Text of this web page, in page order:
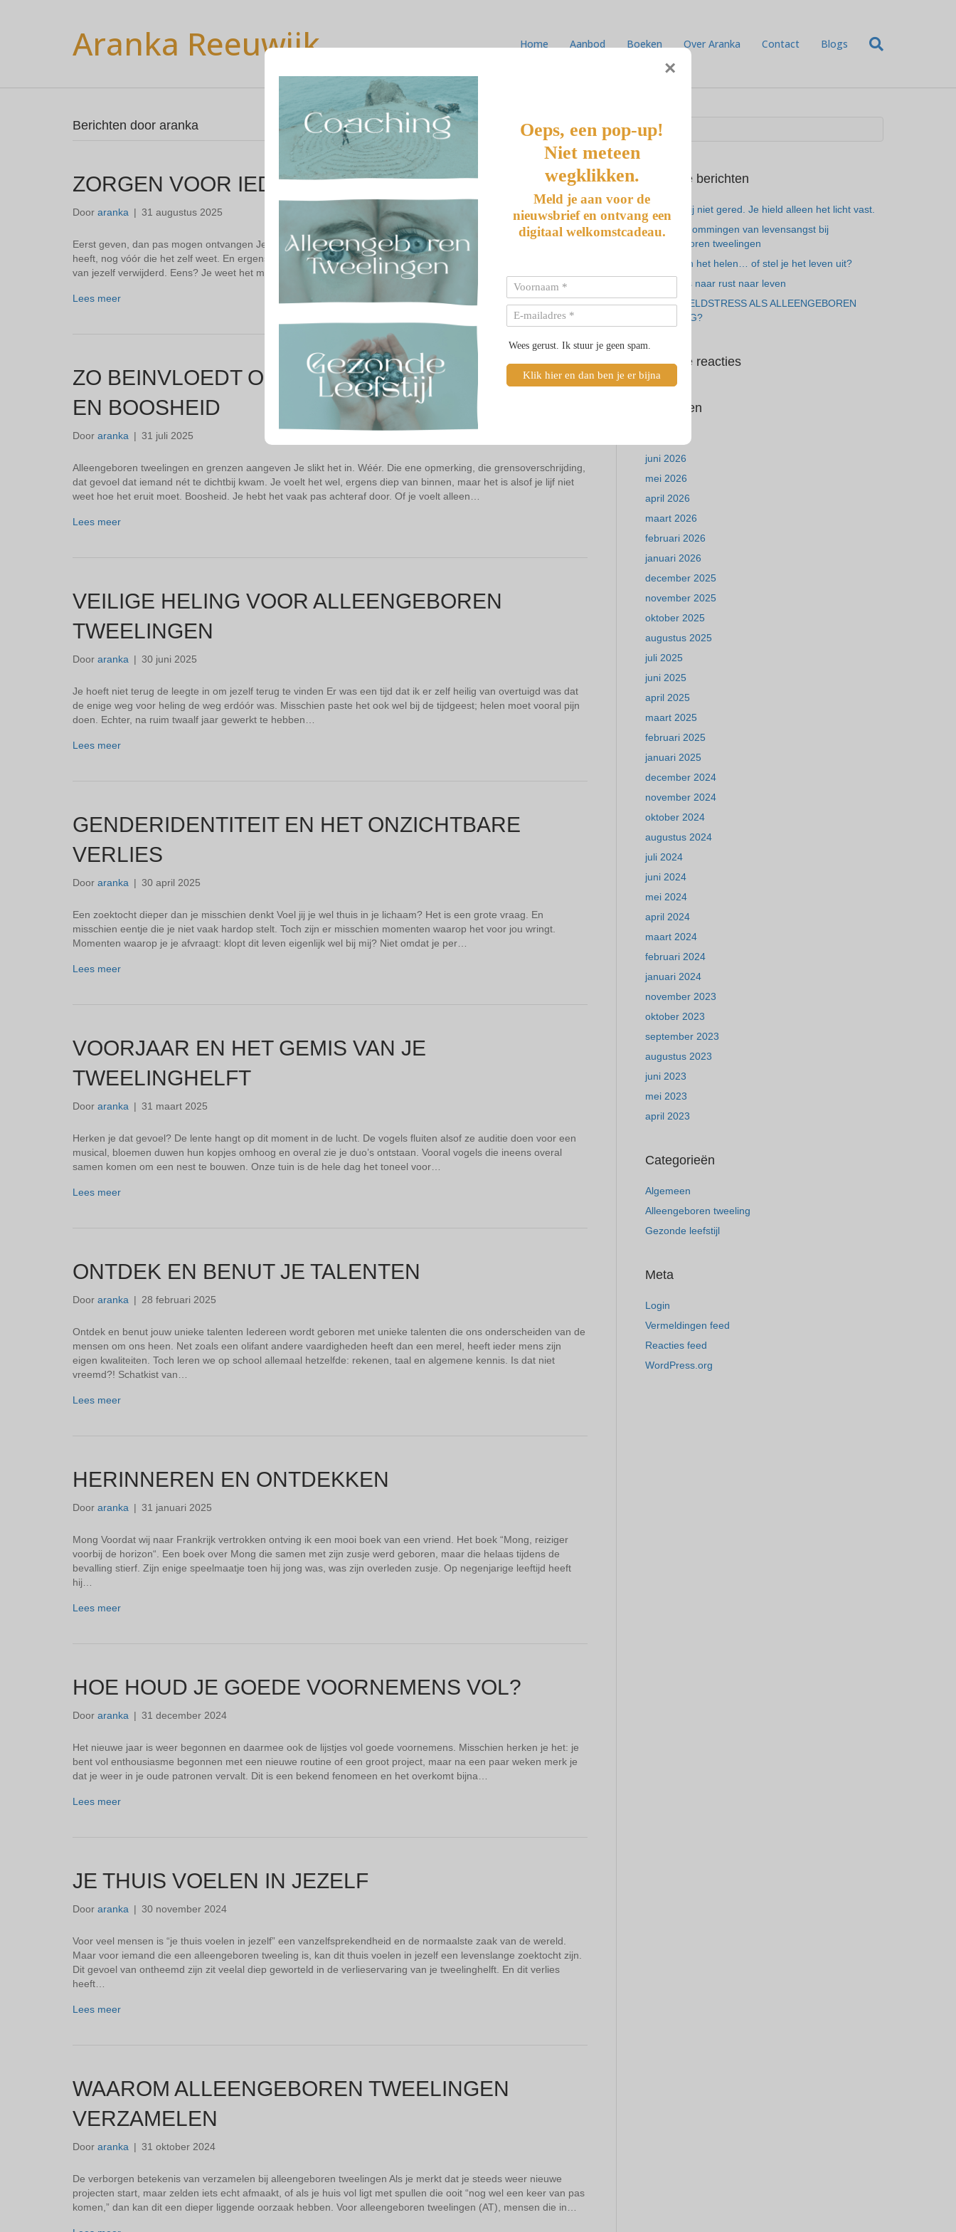
Aranka Reeuwijk Home Aanbod Boeken Over Aranka Contact Blogs
Berichten door aranka
ZORGEN VOOR IEDEREEN BEHALVE JEZELF?
Door aranka | 31 augustus 2025
Eerst geven, dan pas mogen ontvangen Je rent. Je vangt op. Je regelt. Je voelt feilloos aan wat de ander nodig
heeft, nog vóór die het zelf weet. En ergens in dat stille, onuitgesproken zorgen… raak jij steeds een stukje verder
van jezelf verwijderd. Eens? Je weet het misschien wel, diep van binnen. Dat je…
Lees meer
ZO BEINVLOEDT OUD VERLIES JOUW GRENZEN
EN BOOSHEID
Door aranka | 31 juli 2025
Alleengeboren tweelingen en grenzen aangeven Je slikt het in. Wéér. Die ene opmerking, die grensoverschrijding,
dat gevoel dat iemand nét te dichtbij kwam. Je voelt het wel, ergens diep van binnen, maar het is alsof je lijf niet
weet hoe het eruit moet. Boosheid. Je hebt het vaak pas achteraf door. Of je voelt alleen…
Lees meer
VEILIGE HELING VOOR ALLEENGEBOREN
TWEELINGEN
Door aranka | 30 juni 2025
Je hoeft niet terug de leegte in om jezelf terug te vinden Er was een tijd dat ik er zelf heilig van overtuigd was dat
de enige weg voor heling de weg erdóór was. Misschien paste het ook wel bij de tijdgeest; helen moet vooral pijn
doen. Echter, na ruim twaalf jaar gewerkt te hebben…
Lees meer
GENDERIDENTITEIT EN HET ONZICHTBARE
VERLIES
Door aranka | 30 april 2025
Een zoektocht dieper dan je misschien denkt Voel jij je wel thuis in je lichaam? Het is een grote vraag. En
misschien eentje die je niet vaak hardop stelt. Toch zijn er misschien momenten waarop het voor jou wringt.
Momenten waarop je je afvraagt: klopt dit leven eigenlijk wel bij mij? Niet omdat je per…
Lees meer
VOORJAAR EN HET GEMIS VAN JE
TWEELINGHELFT
Door aranka | 31 maart 2025
Herken je dat gevoel? De lente hangt op dit moment in de lucht. De vogels fluiten alsof ze auditie doen voor een
musical, bloemen duwen hun kopjes omhoog en overal zie je duo’s ontstaan. Vooral vogels die ineens overal
samen komen om een nest te bouwen. Onze tuin is de hele dag het toneel voor…
Lees meer
ONTDEK EN BENUT JE TALENTEN
Door aranka | 28 februari 2025
Ontdek en benut jouw unieke talenten Iedereen wordt geboren met unieke talenten die ons onderscheiden van de
mensen om ons heen. Net zoals een olifant andere vaardigheden heeft dan een merel, heeft ieder mens zijn
eigen kwaliteiten. Toch leren we op school allemaal hetzelfde: rekenen, taal en algemene kennis. Is dat niet
vreemd?!​ Schatkist van…
Lees meer
HERINNEREN EN ONTDEKKEN
Door aranka | 31 januari 2025
Mong Voordat wij naar Frankrijk vertrokken ontving ik een mooi boek van een vriend. Het boek “Mong, reiziger
voorbij de horizon“. Een boek over Mong die samen met zijn zusje werd geboren, maar die helaas tijdens de
bevalling stierf. Zijn enige speelmaatje toen hij jong was, was zijn overleden zusje. Op negenjarige leeftijd heeft
hij…
Lees meer
HOE HOUD JE GOEDE VOORNEMENS VOL?
Door aranka | 31 december 2024
Het nieuwe jaar is weer begonnen en daarmee ook de lijstjes vol goede voornemens. Misschien herken je het: je
bent vol enthousiasme begonnen met een nieuwe routine of een groot project, maar na een paar weken merk je
dat je weer in je oude patronen vervalt. Dit is een bekend fenomeen en het overkomt bijna…
Lees meer
JE THUIS VOELEN IN JEZELF
Door aranka | 30 november 2024
Voor veel mensen is “je thuis voelen in jezelf” een vanzelfsprekendheid en de normaalste zaak van de wereld.
Maar voor iemand die een alleengeboren tweeling is, kan dit thuis voelen in jezelf een levenslange zoektocht zijn.
Dit gevoel van ontheemd zijn zit veelal diep geworteld in de verlieservaring van je tweelinghelft. En dit verlies
heeft…
Lees meer
WAAROM ALLEENGEBOREN TWEELINGEN
VERZAMELEN
Door aranka | 31 oktober 2024
De verborgen betekenis van verzamelen bij alleengeboren tweelingen Als je merkt dat je steeds weer nieuwe
projecten start, maar zelden iets echt afmaakt, of als je huis vol ligt met spullen die ooit “nog wel een keer van pas
komen,” dan kan dit een dieper liggende oorzaak hebben. Voor alleengeboren tweelingen (AT), mensen die in…
Recente berichten
Je hebt mij niet gered. Je hield alleen het licht vast.
De 7 vermommingen van levensangst bij
alleengeboren tweelingen
Ben je aan het helen… of stel je het leven uit?
Van gemis naar rust naar leven
ALTIJD GELDSTRESS ALS ALLEENGEBOREN
TWEELING?
Recente reacties
Archieven
juni 2026
mei 2026
april 2026
maart 2026
februari 2026
januari 2026
december 2025
november 2025
oktober 2025
augustus 2025
juli 2025
juni 2025
april 2025
maart 2025
februari 2025
januari 2025
december 2024
november 2024
oktober 2024
augustus 2024
juli 2024
juni 2024
mei 2024
april 2024
maart 2024
februari 2024
januari 2024
november 2023
oktober 2023
september 2023
augustus 2023
juni 2023
mei 2023
april 2023
Categorieën
Algemeen
Alleengeboren tweeling
Gezonde leefstijl
Meta
Login
Vermeldingen feed
Reacties feed
WordPress.org
×
Oeps, een pop-up!
Niet meteen
wegklikken.
Meld je aan voor de
nieuwsbrief en ontvang een
digitaal welkomstcadeau.
Wees gerust. Ik stuur je geen spam.
Klik hier en dan ben je er bijna